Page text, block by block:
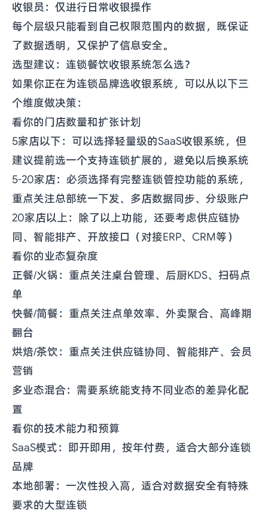
收银员：仅进行日常收银操作
每个层级只能看到自己权限范围内的数据，既保证
了数据透明，又保护了信息安全。
选型建议：连锁餐饮收银系统怎么选？
如果你正在为连锁品牌选收银系统，可以从以下三
个维度做决策：
看你的门店数量和扩张计划
5家店以下：可以选择轻量级的SaaS收银系统，但
建议提前选一个支持连锁扩展的，避免以后换系统
5-20家店：必须选择有完整连锁管控功能的系统，
重点关注总部统一下发、多店数据同步、分级账户
20家店以上：除了以上功能，还要考虑供应链协
同、智能排产、开放接口（对接ERP、CRM等）
看你的业态复杂度
正餐/火锅：重点关注桌台管理、后厨KDS、扫码点
单
快餐/简餐：重点关注点单效率、外卖聚合、高峰期
翻台
烘焙/茶饮：重点关注供应链协同、智能排产、会员
营销
多业态混合：需要系统能支持不同业态的差异化配
置
看你的技术能力和预算
SaaS模式：即开即用，按年付费，适合大部分连锁
品牌
本地部署：一次性投入高，适合对数据安全有特殊
要求的大型连锁